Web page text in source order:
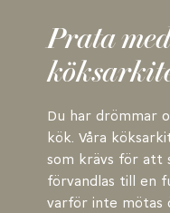
Prata
Du har drömmar
kök. Våra
som krävs för att
förvandlas till en
varför inte mötas